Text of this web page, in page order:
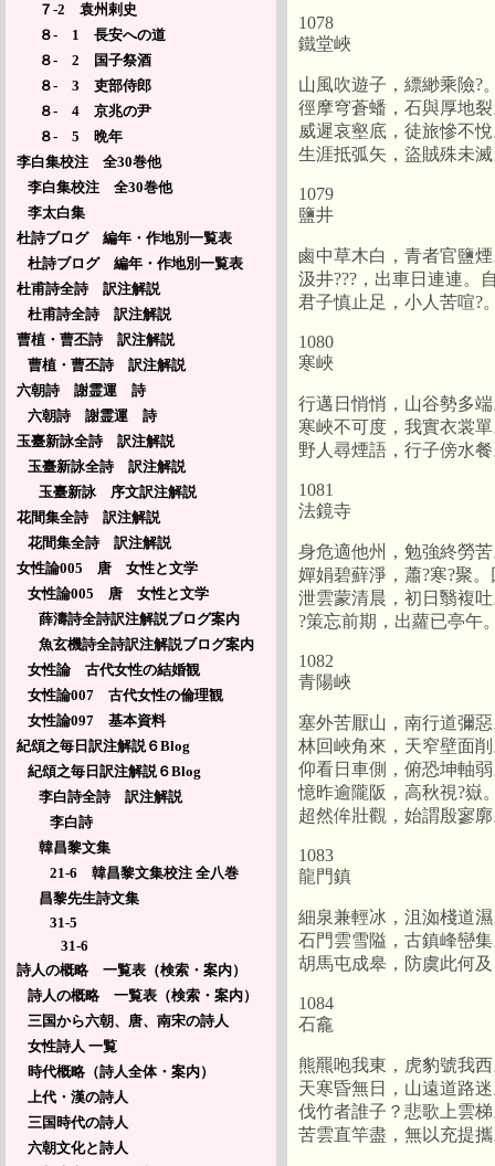
７-2 袁州剌史
８- 1 長安への道
８- 2 国子祭酒
８- 3 吏部侍郎
８- 4 京兆の尹
８- 5 晩年
李白集校注 全30巻他
李白集校注 全30巻他
李太白集
杜詩ブログ 編年・作地別一覧表
杜詩ブログ 編年・作地別一覧表
杜甫詩全詩 訳注解説
杜甫詩全詩 訳注解説
曹植・曹丕詩 訳注解説
曹植・曹丕詩 訳注解説
六朝詩 謝霊運 詩
六朝詩 謝霊運 詩
玉臺新詠全詩 訳注解説
玉臺新詠全詩 訳注解説
玉臺新詠 序文訳注解説
花間集全詩 訳注解説
花間集全詩 訳注解説
女性論005 唐 女性と文学
女性論005 唐 女性と文学
薛濤詩全詩訳注解説ブログ案内
魚玄機詩全詩訳注解説ブログ案内
女性論 古代女性の結婚観
女性論007 古代女性の倫理観
女性論097 基本資料
紀頌之毎日訳注解説６Blog
紀頌之毎日訳注解説６Blog
李白詩全詩 訳注解説
李白詩
韓昌黎文集
21-6 韓昌黎文集校注 全八巻
昌黎先生詩文集
31-5
31-6
詩人の概略 一覧表（検索・案内）
詩人の概略 一覧表（検索・案内）
三国から六朝、唐、南宋の詩人
女性詩人 一覧
時代概略（詩人全体・案内）
上代・漢の詩人
三国時代の詩人
六朝文化と詩人
1078
鐵堂峽
山風吹遊子，縹緲乘險?
徑摩穹蒼蟠，石與厚地
威遲哀壑底，徒旅慘不
生涯抵弧矢，盜賊殊未
1079
鹽井
鹵中草木白，青者官鹽
汲井???，出車日連連。
君子慎止足，小人苦喧?
1080
寒峽
行邁日悄悄，山谷勢多
寒峽不可度，我實衣裳
野人尋煙語，行子傍水
1081
法鏡寺
身危適他州，勉強終勞
嬋娟碧蘚淨，蕭?寒?聚
泄雲蒙清晨，初日翳複
?策忘前期，出蘿已亭午
1082
青陽峽
塞外苦厭山，南行道彌
林回峽角來，天窄壁面
仰看日車側，俯恐坤軸
憶昨逾隴阪，高秋視?嶽
超然侔壯觀，始謂殷寥
1083
龍門鎮
細泉兼輕冰，沮洳棧道
石門雲雪隘，古鎮峰巒
胡馬屯成皋，防虞此何
1084
石龕
熊羆咆我東，虎豹號我
天寒昏無日，山遠道路
伐竹者誰子？悲歌上雲
苦雲直竿盡，無以充提